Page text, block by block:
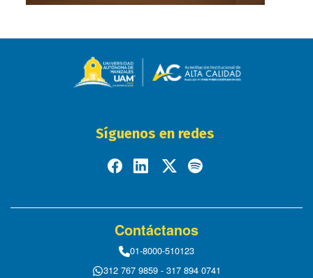
Síguenos en redes
Contáctanos
01-8000-510123
312 767 9859 - 317 894 0741